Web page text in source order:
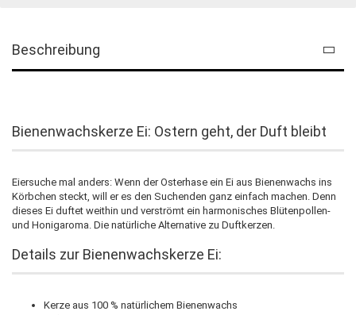
Beschreibung
Bienenwachskerze Ei: Ostern geht, der Duft bleibt
Eiersuche mal anders: Wenn der Osterhase ein Ei aus Bienenwachs ins
Körbchen steckt, will er es den Suchenden ganz einfach machen. Denn
dieses Ei duftet weithin und verströmt ein harmonisches Blütenpollen-
und Honigaroma. Die natürliche Alternative zu Duftkerzen.
Details zur Bienenwachskerze Ei:
Kerze aus 100 % natürlichem Bienenwachs